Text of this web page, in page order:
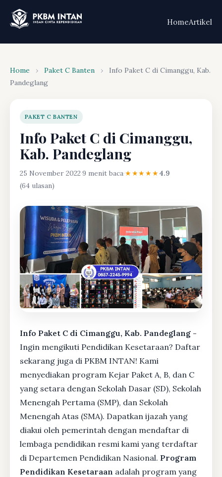
HomeArtikel
Home › Paket C Banten ›
Info Paket C di Cimanggu, Kab.
Pandeglang
PAKET C BANTEN
Info Paket C di Cimanggu,
Kab. Pandeglang
25 November 2022·9 menit baca·★★★★★4.9
(64 ulasan)
Info Paket C di Cimanggu, Kab. Pandeglang -
Ingin mengikuti Pendidikan Kesetaraan? Daftar
sekarang juga di PKBM INTAN! Kami
menyediakan program Kejar Paket A, B, dan C
yang setara dengan Sekolah Dasar (SD), Sekolah
Menengah Pertama (SMP), dan Sekolah
Menengah Atas (SMA). Dapatkan ijazah yang
diakui oleh pemerintah dengan mendaftar di
lembaga pendidikan resmi kami yang terdaftar
di Departemen Pendidikan Nasional. Program
Pendidikan Kesetaraan adalah program yang